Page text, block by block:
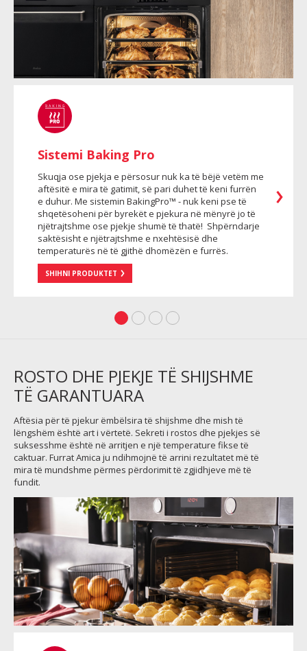
Sistemi Baking Pro
Skuqja ose pjekja e përsosur nuk ka të bëjë vetëm me
aftësitë e mira të gatimit, së pari duhet të keni furrën
e duhur. Me sistemin BakingPro™ - nuk keni pse të
shqetësoheni për byrekët e pjekura në mënyrë jo të
njëtrajtshme ose pjekje shumë të thatë! Shpërndarje
saktësisht e njëtrajtshme e nxehtësisë dhe
temperaturës në të gjithë dhomëzën e furrës.
SHIHNI PRODUKTET
ROSTO DHE PJEKJE TË SHIJSHME
TË GARANTUARA
Aftësia për të pjekur ëmbëlsira të shijshme dhe mish të
lëngshëm është art i vërtetë. Sekreti i rostos dhe pjekjes së
suksesshme është në arritjen e një temperature fikse të
caktuar. Furrat Amica ju ndihmojnë të arrini rezultatet më të
mira të mundshme përmes përdorimit të zgjidhjeve më të
fundit.